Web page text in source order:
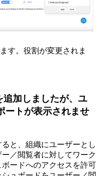
す。役割が変更されま
加しましたが、ユ
ートが表示されませ
と、組織にユーザーとし
／閲覧者に対してワーク
ードへのアクセスを許可